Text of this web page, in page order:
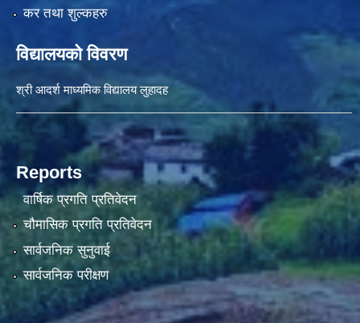
कर तथा शुल्कहरु
विद्यालयको विवरण
श्री आदर्श माध्यमिक विद्यालय लुहादह
Reports
वार्षिक प्रगति प्रतिवेदन
चौमासिक प्रगति प्रतिवेदन
सार्वजनिक सुनुवाई
सार्वजनिक परीक्षण